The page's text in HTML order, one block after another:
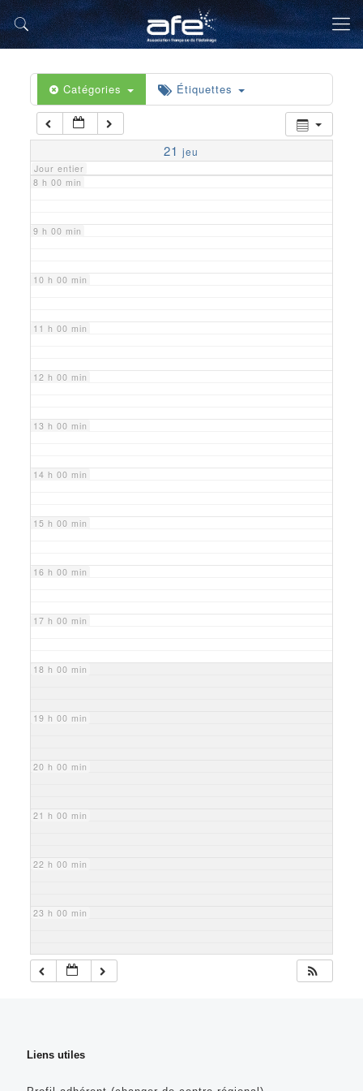
Catégories Étiquettes
21 jeu
Jour entier
5 h 00 min
6 h 00 min
7 h 00 min
8 h 00 min
9 h 00 min
10 h 00 min
11 h 00 min
12 h 00 min
13 h 00 min
14 h 00 min
15 h 00 min
16 h 00 min
17 h 00 min
18 h 00 min
19 h 00 min
20 h 00 min
21 h 00 min
22 h 00 min
23 h 00 min
Liens utiles